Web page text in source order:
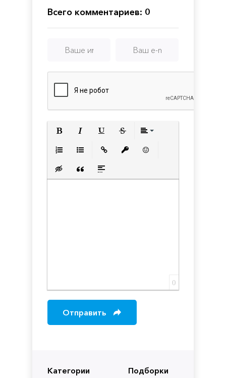
Категории Подборки
Всего комментариев: 0
Вставка скрытого текста
Вставка цитаты
Вставка спойлера
0
Отправить